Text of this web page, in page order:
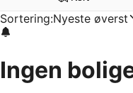
Sortering:Nyeste øverst
Ingen